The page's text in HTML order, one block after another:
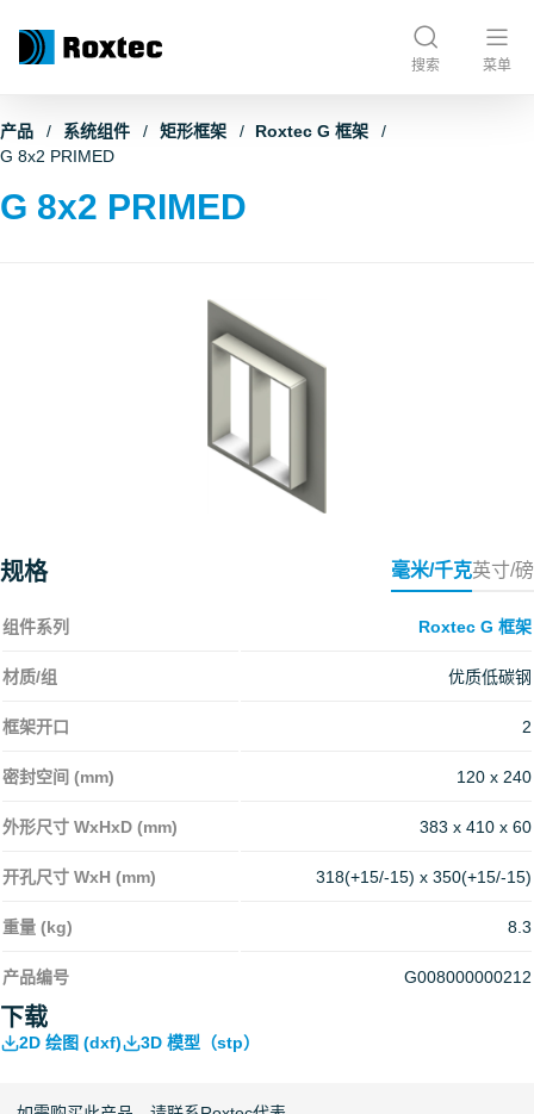
搜索 菜单
产品 系统组件 矩形框架
Roxtec G 框架
G 8x2 PRIMED
G 8x2 PRIMED
规格 毫米/千克英寸/磅
组件系列 Roxtec G 框架
材质/组 优质低碳钢
框架开口 2
密封空间 (mm) 120 x 240
外形尺寸 WxHxD (mm) 383 x 410 x 60
开孔尺寸 WxH (mm) 318(+15/-15) x 350(+15/-15)
重量 (kg) 8.3
产品编号 G008000000212
下载
2D 绘图 (dxf) 3D 模型（stp）